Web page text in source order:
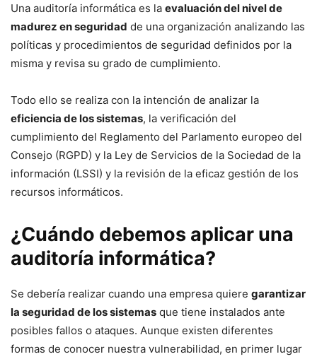
Una auditoría informática es la evaluación del nivel de
madurez en seguridad de una organización analizando las
políticas y procedimientos de seguridad definidos por la
misma y revisa su grado de cumplimiento.
Todo ello se realiza con la intención de analizar la
eficiencia de los sistemas, la verificación del
cumplimiento del Reglamento del Parlamento europeo del
Consejo (RGPD) y la Ley de Servicios de la Sociedad de la
información (LSSI) y la revisión de la eficaz gestión de los
recursos informáticos.
¿Cuándo debemos aplicar una
auditoría informática?
Se debería realizar cuando una empresa quiere garantizar
la seguridad de los sistemas que tiene instalados ante
posibles fallos o ataques. Aunque existen diferentes
formas de conocer nuestra vulnerabilidad, en primer lugar